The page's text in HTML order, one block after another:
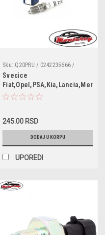
Sku: Q20PRU / 0242235666 /
FR7DC / FR7D+
Svecice
kljuc 16mm
245.00 RSD
DODAJ U KORPU
UPOREDI